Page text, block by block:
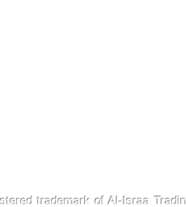
trademark of Al-Israa